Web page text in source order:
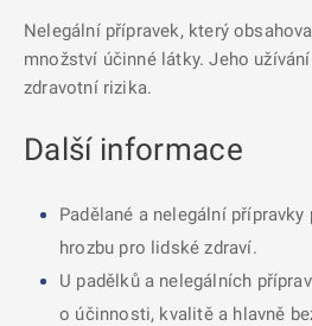
Nelegální přípravek, který
množství účinné látky. Jeho
zdravotní rizika.
Další informace
Padělané a nelegální
hrozbu pro lidské zdraví.
U padělků a nelegálních
o účinnosti, kvalitě a hlavně